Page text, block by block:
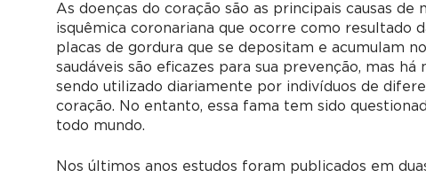
As doenças do coração são as principais causas
isquêmica coronariana que ocorre como resultado
placas de gordura que se depositam e acumulam
saudáveis são eficazes para sua prevenção, mas
sendo utilizado diariamente por indivíduos de
coração. No entanto, essa fama tem sido
todo mundo.
Nos últimos anos estudos foram publicados em